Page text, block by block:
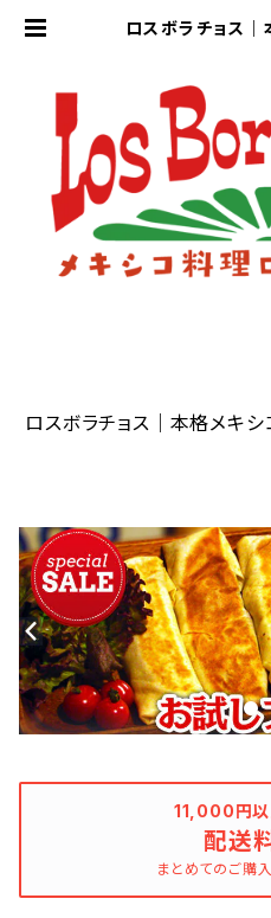
ロスボラチョス
ロスボラチョス｜本格メキ
11,000円以
配送
まとめてのご購